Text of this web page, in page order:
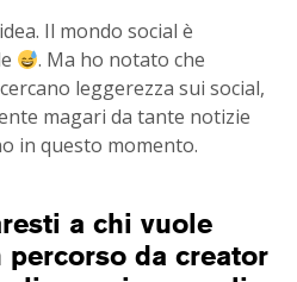
Il mondo social è
. Ma ho notato che
leggerezza sui social,
magari da tante notizie
in questo momento.
a chi vuole
da creator